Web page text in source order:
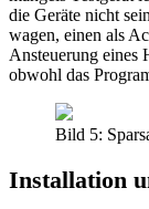
die Geräte nicht
wagen, einen als
Ansteuerung eines
obwohl das
Bild 5:
Installation